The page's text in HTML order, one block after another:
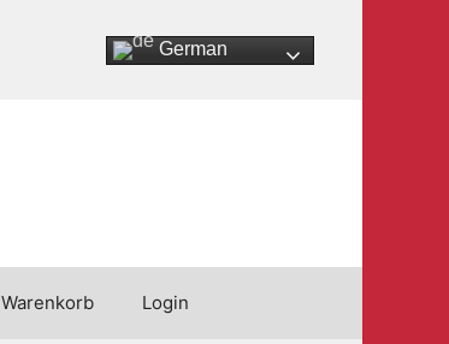
German
Warenkorb Login